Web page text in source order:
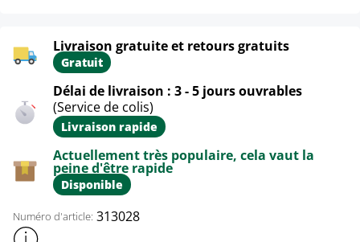
Livraison gratuite et retours gratuits
Gratuit
Délai de livraison : 3 - 5 jours ouvrables
(Service de colis)
Livraison rapide
Actuellement très populaire, cela vaut la
peine d'être rapide
Disponible
Numéro d'article: 313028
Afficher plus d'informations sur le produit